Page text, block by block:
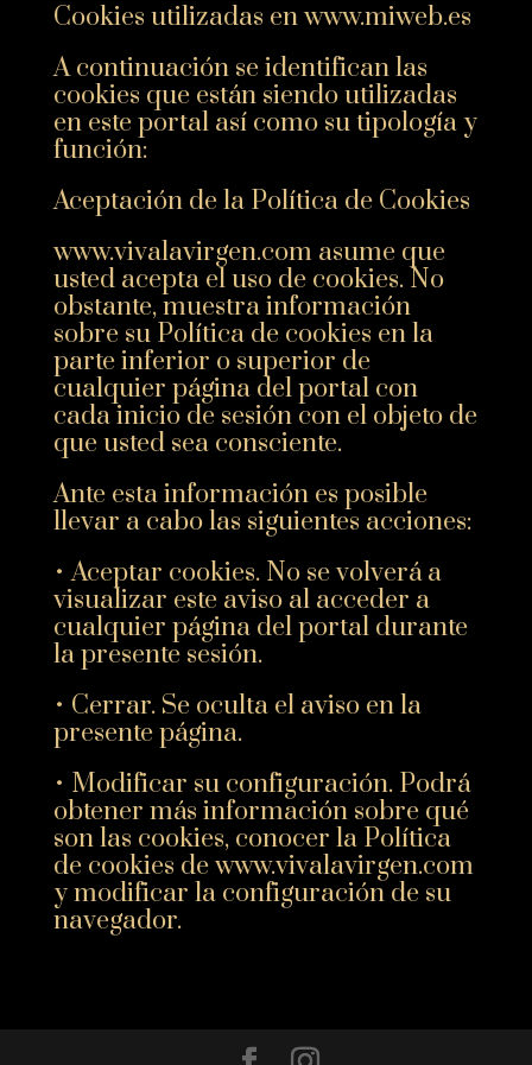
Cookies utilizadas en www.miweb.es
A continuación se identifican las
cookies que están siendo utilizadas
en este portal así como su tipología y
función:
Aceptación de la Política de Cookies
www.vivalavirgen.com asume que
usted acepta el uso de cookies. No
obstante, muestra información
sobre su Política de cookies en la
parte inferior o superior de
cualquier página del portal con
cada inicio de sesión con el objeto de
que usted sea consciente.
Ante esta información es posible
llevar a cabo las siguientes acciones:
• Aceptar cookies. No se volverá a
visualizar este aviso al acceder a
cualquier página del portal durante
la presente sesión.
• Cerrar. Se oculta el aviso en la
presente página.
• Modificar su configuración. Podrá
obtener más información sobre qué
son las cookies, conocer la Política
de cookies de www.vivalavirgen.com
y modificar la configuración de su
navegador.